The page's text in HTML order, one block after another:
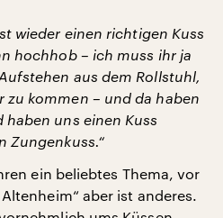
wieder einen richtigen Kuss
hochhob – ich muss ihr ja
aus dem Rollstuhl,
zu kommen – und da haben
uns einen Kuss
Zungenkuss.“
ein beliebtes Thema, vor
aber ist anderes.